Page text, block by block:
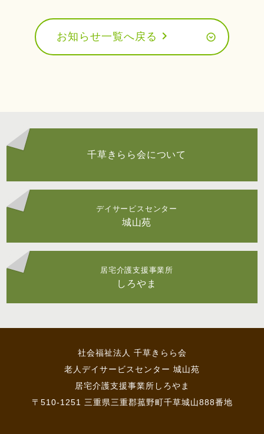
お知らせ一覧へ戻る chevron_right
千草きらら会について
デイサービスセンター
城山苑
居宅介護支援事業所
しろやま
社会福祉法人 千草きらら会
老人デイサービスセンター 城山苑
居宅介護支援事業所しろやま
〒510-1251 三重県三重郡菰野町千草城山888番地